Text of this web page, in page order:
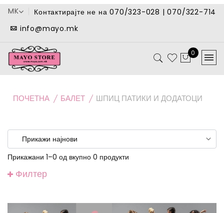
MK
Контактирајте не на 070/323-028 | 070/322-714
info@mayo.mk
0
ПОЧЕТНА БАЛЕТ ШПИЦ ПАТИКИ И ДОДАТОЦИ
Прикажани 1–0 од вкупно 0 продукти
Филтер